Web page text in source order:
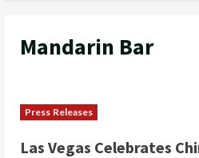
Mandarin Bar
Press Releases
Las Vegas Celebrates